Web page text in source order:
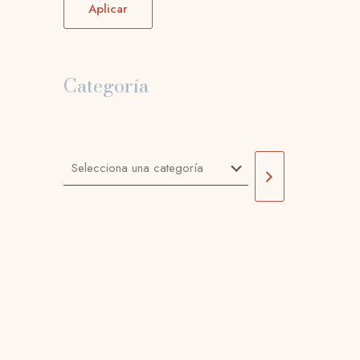
Aplicar
Categoría
Selecciona
una